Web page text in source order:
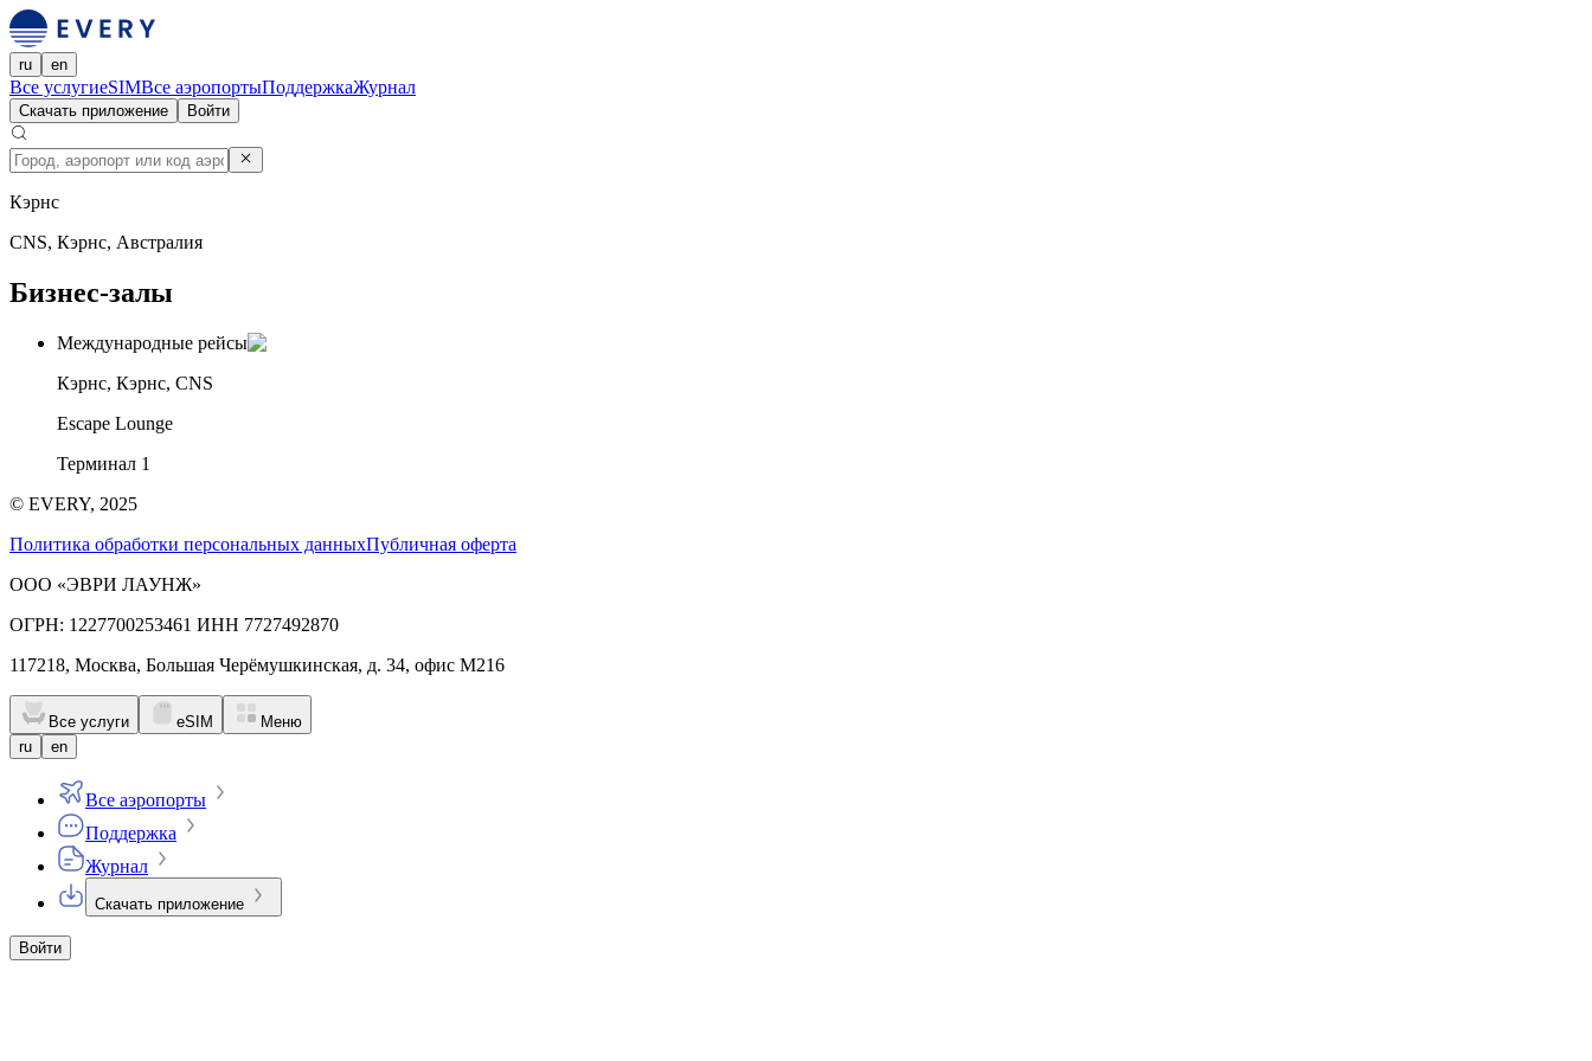
ru en
Все услугиeSIMВсе аэропортыПоддержкаЖурнал
Скачать приложение Войти
Кэрнс
CNS, Кэрнс, Австралия
Бизнес-залы
Международные рейсы
Кэрнс, Кэрнс, CNS
Escape Lounge
Терминал 1
© EVERY, 2025
Политика обработки персональных данныхПубличная оферта
ООО «ЭВРИ ЛАУНЖ»
ОГРН: 1227700253461 ИНН 7727492870
117218, Москва, Большая Черёмушкинская, д. 34, офис М216
Все услуги eSIM
Меню
ru
en
Все аэропорты
Поддержка
Журнал
Скачать приложение
Войти